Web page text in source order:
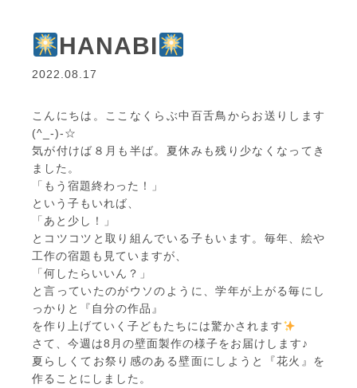
HANABI
2022.08.17
こんにちは。ここなくらぶ中百舌鳥からお送りします
(^_-)-☆
気が付けば８月も半ば。夏休みも残り少なくなってき
ました。
「もう宿題終わった！」
という子もいれば、
「あと少し！」
とコツコツと取り組んでいる子もいます。毎年、絵や
工作の宿題も見ていますが、
「何したらいいん？」
と言っていたのがウソのように、学年が上がる毎にし
っかりと『自分の作品』
を作り上げていく子どもたちには驚かされます
さて、今週は8月の壁面製作の様子をお届けします♪
夏らしくてお祭り感のある壁面にしようと『花火』を
作ることにしました。